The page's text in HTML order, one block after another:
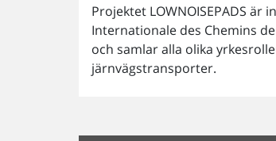
Projektet LOWNOISEPADS
Internationale des Chemins
och samlar alla olika
järnvägstransporter.